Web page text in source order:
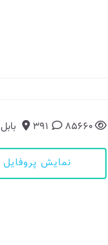
85660
391 بابل
نمایش پروفایل